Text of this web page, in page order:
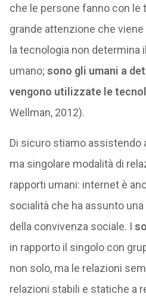
che le persone fanno con le
grande attenzione che
la tecnologia non
umano; sono gli umani a
vengono utilizzate le
Wellman, 2012).
Di sicuro stiamo assistendo
ma singolare modalità di
rapporti umani: internet è
socialità che ha assunto una
della convivenza sociale. I
in rapporto il singolo con
non solo, ma le relazioni
relazioni stabili e statiche a